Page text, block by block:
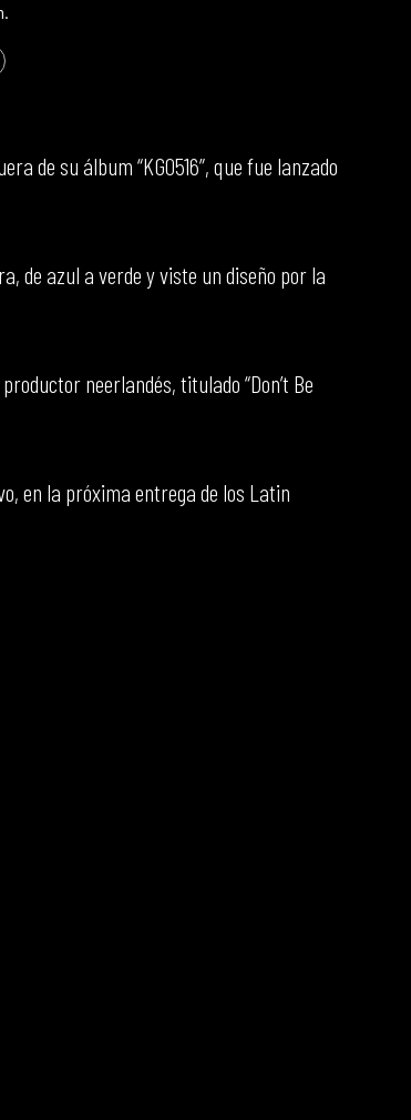
de su álbum “KG0516”, que fue lanzado
de azul a verde y viste un diseño por la
neerlandés, titulado “Don’t Be
en la próxima entrega de los Latin